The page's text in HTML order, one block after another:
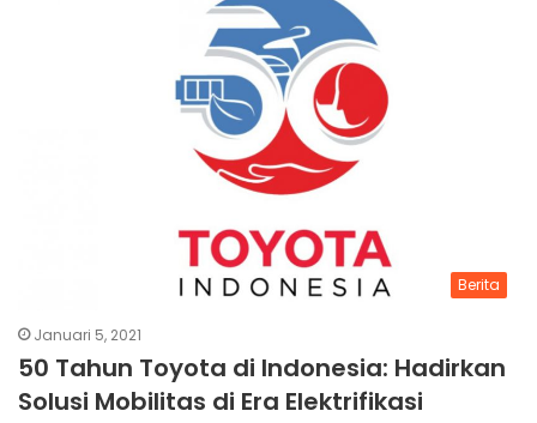
Berita
Januari 5, 2021
50 Tahun Toyota di Indonesia: Hadirkan
Solusi Mobilitas di Era Elektrifikasi